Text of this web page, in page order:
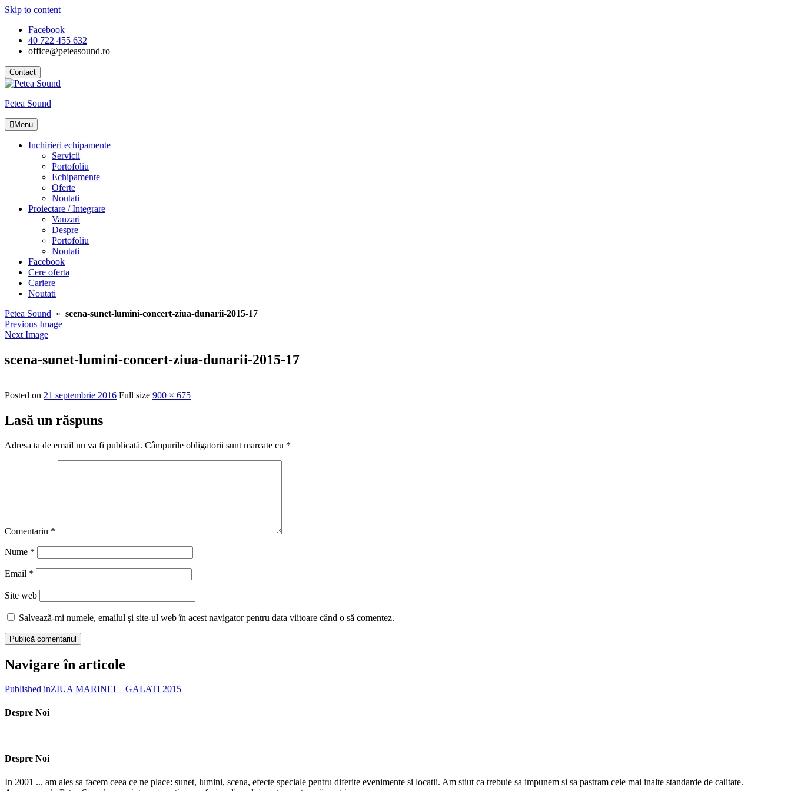
Skip to content
Facebook
40 722 455 632
office@peteasound.ro
Contact
Petea Sound
Menu
Inchirieri echipamente
Servicii
Portofoliu
Echipamente
Oferte
Noutati
Proiectare / Integrare
Vanzari
Despre
Portofoliu
Noutati
Facebook
Cere oferta
Cariere
Noutati
Petea Sound » scena-sunet-lumini-concert-ziua-dunarii-2015-17
Previous Image
Next Image
scena-sunet-lumini-concert-ziua-dunarii-2015-17
Posted on 21 septembrie 2016 Full size 900 × 675
Lasă un răspuns
Adresa ta de email nu va fi publicată. Câmpurile obligatorii sunt marcate cu *
Comentariu *
Nume *
Email *
Site web
Salvează-mi numele, emailul și site-ul web în acest navigator pentru data viitoare când o să comentez.
Navigare în articole
Published inZIUA MARINEI – GALATI 2015
Despre Noi
Despre Noi
In 2001 ... am ales sa facem ceea ce ne place: sunet, lumini, scena, efecte speciale pentru diferite evenimente si locatii. Am stiut ca trebuie sa impunem si sa pastram cele mai inalte standarde de calitate.